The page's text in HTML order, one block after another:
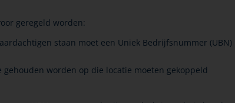
geregeld worden:
staan moet een Uniek Bedrijfsnummer (UBN)
gehouden worden op die locatie moeten gekoppeld